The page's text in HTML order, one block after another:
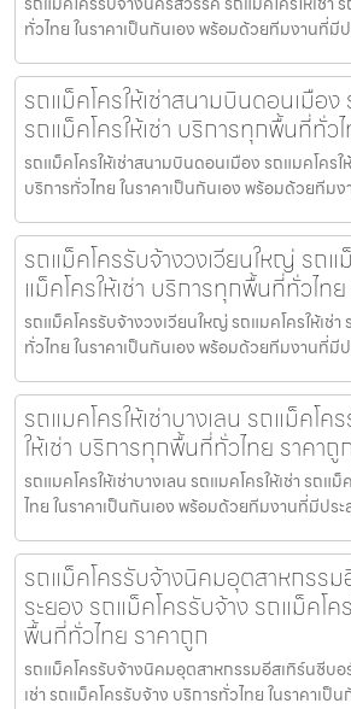
ทั่วไทย ในราคาเป็นกันเอง พร้อมด้วยทีมงานที่มี
รถแม็คโครให้เช่าสนามบินดอนเมือ
รถแม็คโครให้เช่า บริการทุกพื้นที่ทั่ว
รถแม็คโครให้เช่าสนามบินดอนเมือง รถแมคโครใ
บริการทั่วไทย ในราคาเป็นกันเอง พร้อมด้วยทีม
รถแม็คโครรับจ้างวงเวียนใหญ่ รถแ
แม็คโครให้เช่า บริการทุกพื้นที่ทั่วไท
รถแม็คโครรับจ้างวงเวียนใหญ่ รถแมคโครให้เช่
ทั่วไทย ในราคาเป็นกันเอง พร้อมด้วยทีมงานที่มี
รถแมคโครให้เช่าบางเลน รถแม็คโค
ให้เช่า บริการทุกพื้นที่ทั่วไทย ราคาถูก
รถแมคโครให้เช่าบางเลน รถแมคโครให้เช่า รถแ
ไทย ในราคาเป็นกันเอง พร้อมด้วยทีมงานที่มีปร
รถแม็คโครรับจ้างนิคมอุตสาหกรร
ระยอง รถแม็คโครรับจ้าง รถแม็คโค
พื้นที่ทั่วไทย ราคาถูก
รถแม็คโครรับจ้างนิคมอุตสาหกรรมอีสเทิร์นซีบอ
เช่า รถแม็คโครรับจ้าง บริการทั่วไทย ในราคาเป็